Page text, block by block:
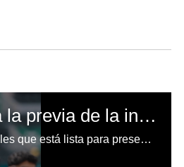
“Estamos listos”: Shakira calienta la previa de la inauguración del Mundial 2026
La cantante colombiana Shakira aseguró este miércoles que está lista para presentarse en la ceremonia de inauguración del Mundial de Fútbol que se celebrará este jueves en Ciudad de México.